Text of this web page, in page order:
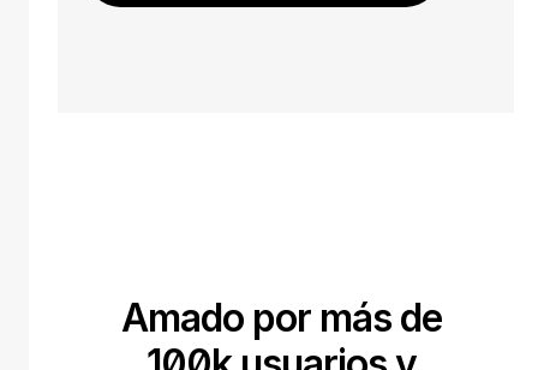
Amado por más de